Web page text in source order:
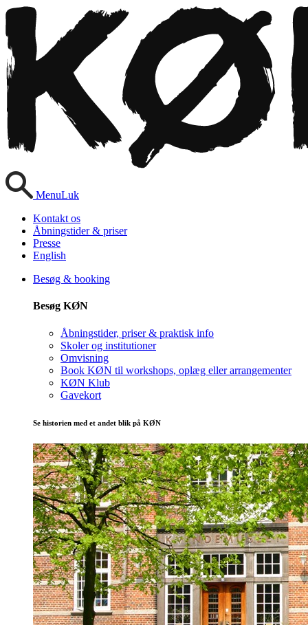
MenuLuk
Kontakt os
Åbningstider & priser
Presse
English
Besøg & booking
Besøg KØN
Åbningstider, priser & praktisk info
Skoler og institutioner
Omvisning
Book KØN til workshops, oplæg eller arrangementer
KØN Klub
Gavekort
Se historien med et andet blik på KØN